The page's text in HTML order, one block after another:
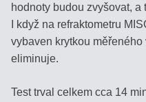
hodnoty budou zvyšovat, a
I když na refraktometru
vybaven krytkou
eliminuje.
Test trval celkem cca 14
LEVNÉ
HLINÍKOVÉ
PRO